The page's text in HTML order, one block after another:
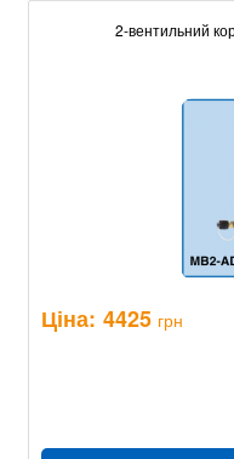
2-вентильний
Ціна: 4425 грн